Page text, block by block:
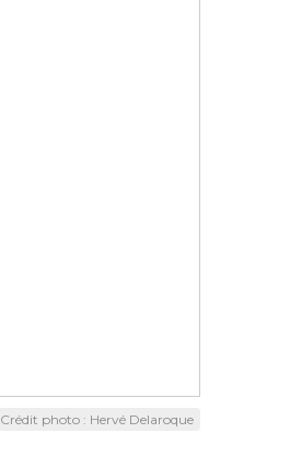
Crédit photo : Hervé Delaroque